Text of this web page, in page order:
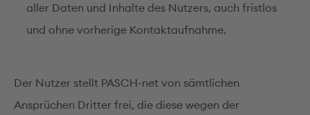
aller Daten und Inhalte des Nutzers, auch fristlos
und ohne vorherige Kontaktaufnahme.
Der Nutzer stellt PASCH-net von sämtlichen
Ansprüchen Dritter frei, die diese wegen der